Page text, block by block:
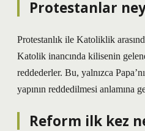
Protestanlar
Protestanlık ile Katoliklik
Katolik inancında kilisenin
reddederler. Bu, yalnızca
yapının reddedilmesi anlamına
Reform ilk kez